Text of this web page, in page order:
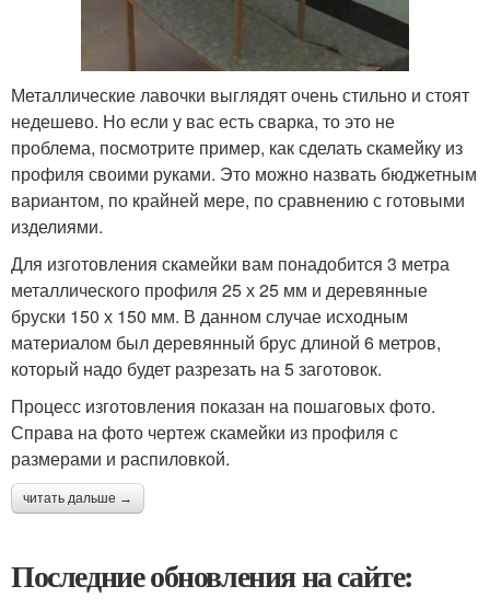
Металлические лавочки выглядят очень стильно и стоят
недешево. Но если у вас есть сварка, то это не
проблема, посмотрите пример, как сделать скамейку из
профиля своими руками. Это можно назвать бюджетным
вариантом, по крайней мере, по сравнению с готовыми
изделиями.
Для изготовления скамейки вам понадобится 3 метра
металлического профиля 25 х 25 мм и деревянные
бруски 150 х 150 мм. В данном случае исходным
материалом был деревянный брус длиной 6 метров,
который надо будет разрезать на 5 заготовок.
Процесс изготовления показан на пошаговых фото.
Справа на фото чертеж скамейки из профиля с
размерами и распиловкой.
читать дальше →
Последние обновления на сайте: